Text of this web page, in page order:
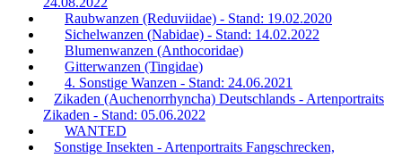
Raubwanzen (Reduviidae) - Stand: 19.02.2020
Sichelwanzen (Nabidae) - Stand: 14.02.2022
Blumenwanzen (Anthocoridae)
Gitterwanzen (Tingidae)
4. Sonstige Wanzen - Stand: 24.06.2021
Zikaden (Auchenorrhyncha) Deutschlands - Artenportraits
Zikaden - Stand: 05.06.2022
WANTED
Sonstige Insekten - Artenportraits Fangschrecken,